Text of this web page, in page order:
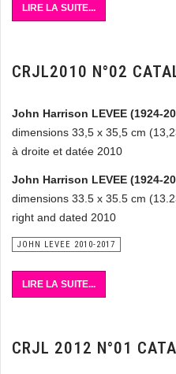
LIRE LA SUITE...
CRJL2010 N°02
John Harrison LEVEE (1924-
dimensions 33,5 x 35,5 cm
à droite et datée 2010
John Harrison LEVEE (1924-
dimensions 33.5 x 35.5 cm
right and dated 2010
JOHN LEVEE 2010-2017
LIRE LA SUITE...
CRJL 2012 N°01